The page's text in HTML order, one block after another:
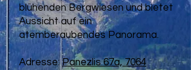
blühenden Bergwiesen und bietet
Aussicht auf ein
atemberaubendes Panorama.
Adresse:Panezlis 67a, 7064